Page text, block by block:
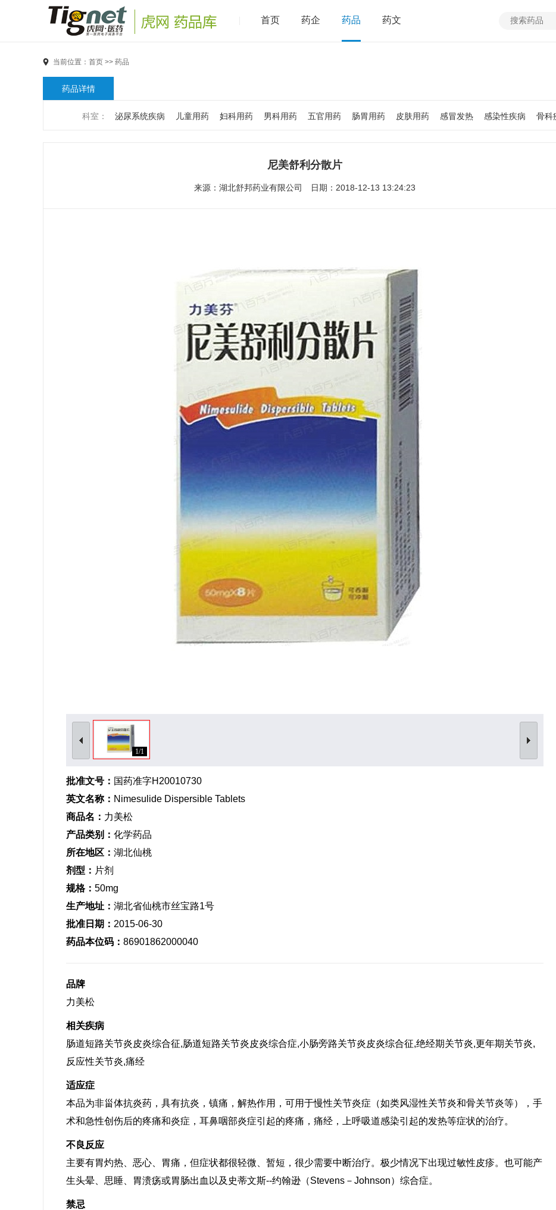
首页 药企 药品 药文
当前位置： 首页 >> 药品
药品详情
科室： 泌尿系统疾病 儿童用药 妇科用药 男科用药 五官用药 肠胃用药 皮肤用药 感冒发热 感染性疾病 骨科
血液和淋巴系统疾病 女性生殖及妊娠疾病
尼美舒利分散片
来源： 湖北舒邦药业有限公司 日期：2018-12-13 13:24:23
1/1
批准文号： 国药准字H20010730
英文名称： Nimesulide Dispersible Tablets
商品名： 力美松
产品类别： 化学药品
所在地区： 湖北仙桃
剂型： 片剂
规格： 50mg
生产地址： 湖北省仙桃市丝宝路1号
批准日期： 2015-06-30
药品本位码： 86901862000040
品牌
力美松
相关疾病
肠道短路关节炎皮炎综合征,肠道短路关节炎皮炎综合症,小肠旁路关节炎皮炎综合征,绝经期关节炎,更年期关节炎,
反应性关节炎,痛经
适应症
本品为非甾体抗炎药，具有抗炎，镇痛，解热作用，可用于慢性关节炎症（如类风湿性关节炎和骨关节炎等），手
术和急性创伤后的疼痛和炎症，耳鼻咽部炎症引起的疼痛，痛经，上呼吸道感染引起的发热等症状的治疗。
不良反应
主要有胃灼热、恶心、胃痛，但症状都很轻微、暂短，很少需要中断治疗。极少情况下出现过敏性皮疹。也可能产
生头晕、思睡、胃溃疡或胃肠出血以及史蒂文斯--约翰逊（Stevens－Johnson）综合症。
禁忌